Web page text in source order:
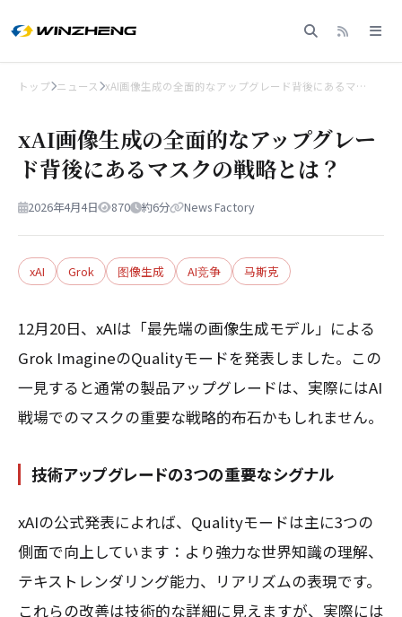
トップ ニュース xAI画像生成の全面的なアップグレード背後にあるマ…
xAI画像生成の全面的なアップグレー
ド背後にあるマスクの戦略とは？
2026年4月4日 870 約6分 News Factory
xAI Grok 图像生成 AI竞争 马斯克
12月20日、xAIは「最先端の画像生成モデル」による
Grok ImagineのQualityモードを発表しました。この
一見すると通常の製品アップグレードは、実際にはAI
戦場でのマスクの重要な戦略的布石かもしれません。
技術アップグレードの3つの重要なシグナル
xAIの公式発表によれば、Qualityモードは主に3つの
側面で向上しています：より強力な世界知識の理解、
テキストレンダリング能力、リアリズムの表現です。
これらの改善は技術的な詳細に見えますが、実際には